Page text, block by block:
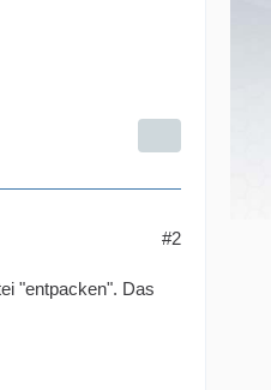
#2
"entpacken". Das